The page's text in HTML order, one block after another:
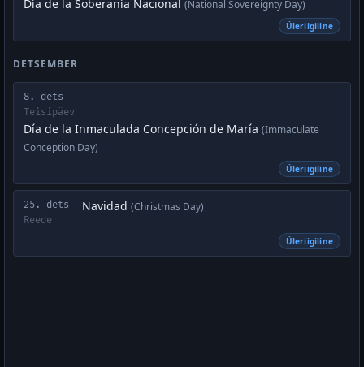
Día de la Soberanía Nacional (National Sovereignty Day)
Üleriigiline
DETSEMBER
8. dets
Teisipäev
Día de la Inmaculada Concepción de María (Immaculate
Conception Day)
Üleriigiline
25. dets
Reede
Navidad (Christmas Day)
Üleriigiline